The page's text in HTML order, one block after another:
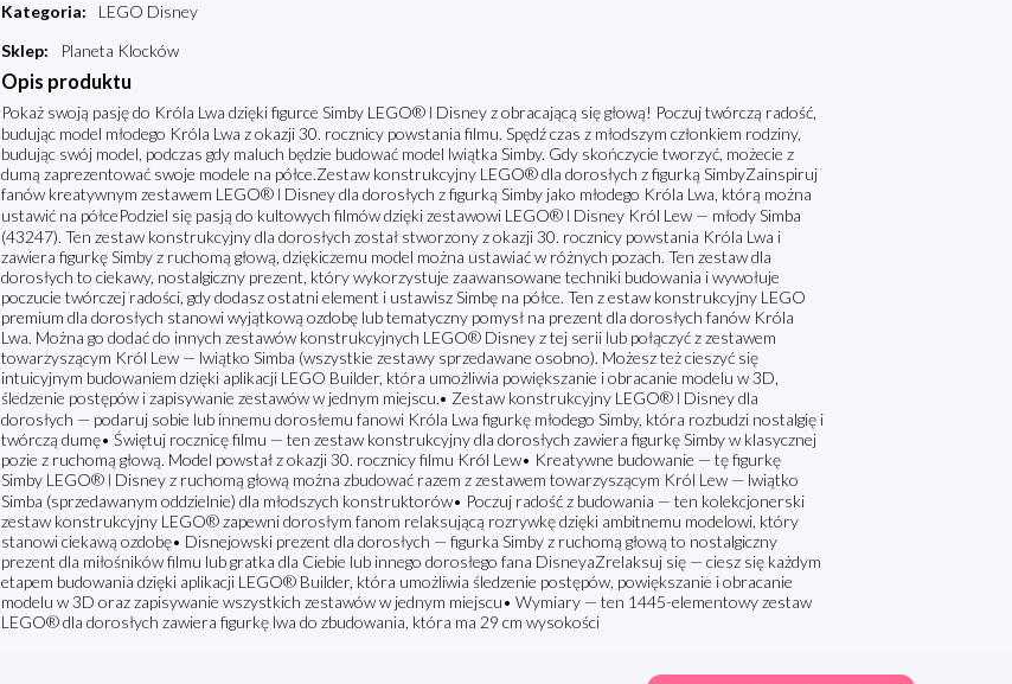
Kategoria:
LEGO Disney
Sklep: Planeta Klocków
Opis produktu
Pokaż swoją pasję do Króla Lwa dzięki figurce Simby LEGO® ǀ Disney z obracającą się głową! Poczuj twórczą radość,
budując model młodego Króla Lwa z okazji 30. rocznicy powstania filmu. Spędź czas z młodszym członkiem rodziny,
budując swój model, podczas gdy maluch będzie budować model lwiątka Simby. Gdy skończycie tworzyć, możecie z
dumą zaprezentować swoje modele na półce.Zestaw konstrukcyjny LEGO® dla dorosłych z figurką SimbyZainspiruj
fanów kreatywnym zestawem LEGO® ǀ Disney dla dorosłych z figurką Simby jako młodego Króla Lwa, którą można
ustawić na półcePodziel się pasją do kultowych filmów dzięki zestawowi LEGO® ǀ Disney Król Lew — młody Simba
(43247). Ten zestaw konstrukcyjny dla dorosłych został stworzony z okazji 30. rocznicy powstania Króla Lwa i
zawiera figurkę Simby z ruchomą głową, dziękiczemu model można ustawiać w różnych pozach. Ten zestaw dla
dorosłych to ciekawy, nostalgiczny prezent, który wykorzystuje zaawansowane techniki budowania i wywołuje
poczucie twórczej radości, gdy dodasz ostatni element i ustawisz Simbę na półce. Ten z estaw konstrukcyjny LEGO
premium dla dorosłych stanowi wyjątkową ozdobę lub tematyczny pomysł na prezent dla dorosłych fanów Króla
Lwa. Można go dodać do innych zestawów konstrukcyjnych LEGO® Disney z tej serii lub połączyć z zestawem
towarzyszącym Król Lew — lwiątko Simba (wszystkie zestawy sprzedawane osobno). Możesz też cieszyć się
intuicyjnym budowaniem dzięki aplikacji LEGO Builder, która umożliwia powiększanie i obracanie modelu w 3D,
śledzenie postępów i zapisywanie zestawów w jednym miejscu.• Zestaw konstrukcyjny LEGO® ǀ Disney dla
dorosłych — podaruj sobie lub innemu dorosłemu fanowi Króla Lwa figurkę młodego Simby, która rozbudzi nostalgię i
twórczą dumę• Świętuj rocznicę filmu — ten zestaw konstrukcyjny dla dorosłych zawiera figurkę Simby w klasycznej
pozie z ruchomą głową. Model powstał z okazji 30. rocznicy filmu Król Lew• Kreatywne budowanie — tę figurkę
Simby LEGO® ǀ Disney z ruchomą głową można zbudować razem z zestawem towarzyszącym Król Lew — lwiątko
Simba (sprzedawanym oddzielnie) dla młodszych konstruktorów• Poczuj radość z budowania — ten kolekcjonerski
zestaw konstrukcyjny LEGO® zapewni dorosłym fanom relaksującą rozrywkę dzięki ambitnemu modelowi, który
stanowi ciekawą ozdobę• Disnejowski prezent dla dorosłych — figurka Simby z ruchomą głową to nostalgiczny
prezent dla miłośników filmu lub gratka dla Ciebie lub innego dorosłego fana DisneyaZrelaksuj się — ciesz się każdym
etapem budowania dzięki aplikacji LEGO® Builder, która umożliwia śledzenie postępów, powiększanie i obracanie
modelu w 3D oraz zapisywanie wszystkich zestawów w jednym miejscu• Wymiary — ten 1445-elementowy zestaw
LEGO® dla dorosłych zawiera figurkę lwa do zbudowania, która ma 29 cm wysokości